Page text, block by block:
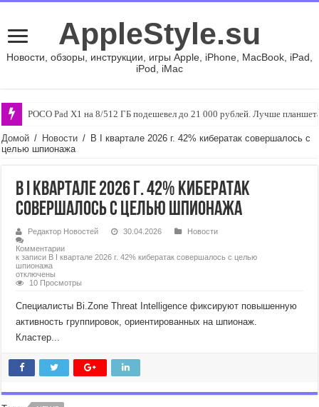
AppleStyle.su
Новости, обзоры, инструкции, игры Apple, iPhone, MacBook, iPad,
iPod, iMac
POCO Pad X1 на 8/512 ГБ подешевел до 21 000 рублей. Лучше
Домой / Новости / В I квартале 2026 г. 42% кибератак совершалось с
целью шпионажа
В I квартале 2026 г. 42% кибератак
совершалось с целью шпионажа
Редактор Новостей 30.04.2026
Новости
Комментарии
к записи В I квартале 2026 г. 42% кибератак совершалось с целью
шпионажа
отключены
10 Просмотры
Специалисты Bi.Zone Threat Intelligence фиксируют повышенную
активность группировок, ориентированных на шпионаж.
Кластер...